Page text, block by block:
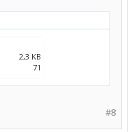
2,3 KB
71
#8